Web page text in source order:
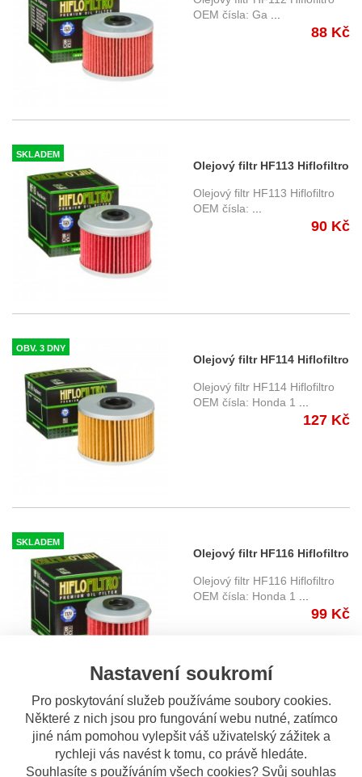
Nastavení soukromí
Pro poskytování služeb používáme soubory cookies.
Některé z nich jsou pro fungování webu nutné, zatímco
jiné nám pomohou vylepšit váš uživatelský zážitek a
rychleji vás navést k tomu, co právě hledáte.
Souhlasíte s používáním všech cookies? Svůj souhlas
OEM čísla: Ga
88 Kč
SKLADEM
Olejový filtr HF113 Hiflofiltro
Olejový filtr HF113 Hiflofiltro
OEM čísla:
90 Kč
OBV. 3 DNY
Olejový filtr HF114 Hiflofiltro
Olejový filtr HF114 Hiflofiltro
OEM čísla: Honda 1
127 Kč
SKLADEM
Olejový filtr HF116 Hiflofiltro
Olejový filtr HF116 Hiflofiltro
OEM čísla: Honda 1
99 Kč
SKLADEM
Olejový filtr HF123 Hiflofiltro
Olejový filtr HF123 Hiflofiltro